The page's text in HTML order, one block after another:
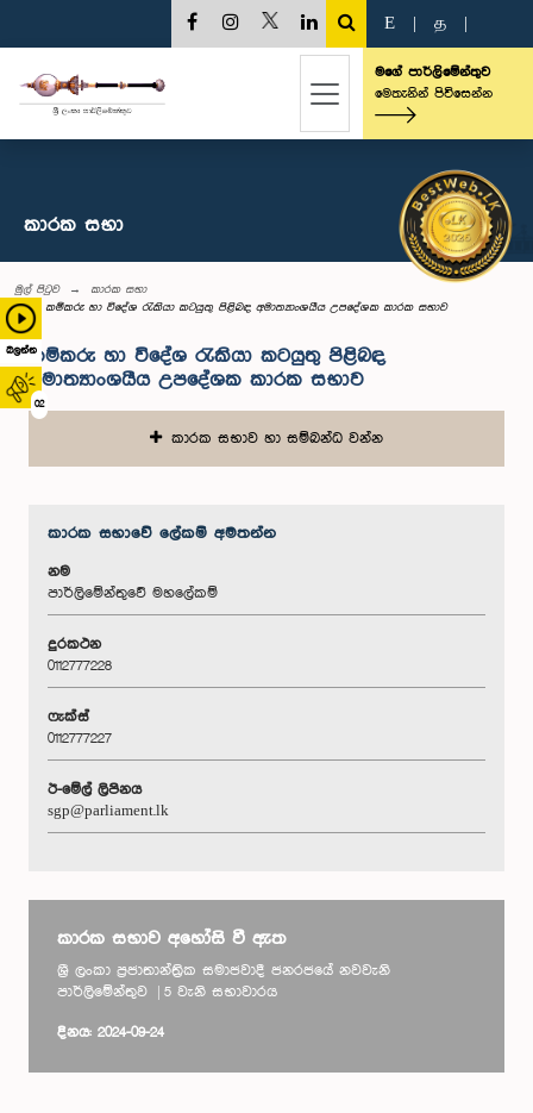
බලන්න
02
E த
මගේ පාර්ලිමේන්තුව
මෙතැනින් පිවිසෙන්න
කාරක සභා
මුල් පිටුව
කාරක සභා
කම්කරු හා විදේශ රැකියා කටයුතු පිළිබඳ අමාත්‍යාංශයීය උපදේශක කාරක සභාව
කම්කරු හා විදේශ රැකියා කටයුතු පිළිබඳ
අමාත්‍යාංශයීය උපදේශක කාරක සභාව
කාරක සභාව හා සම්බන්ධ වන්න
කාරක සභා‌වේ ලේකම් අමතන්න
නම
පාර්ලිමේන්තුවේ මහලේකම්
දුරකථන
0112777228
ෆැක්ස්
0112777227
ඊ-මේල් ලිපිනය
sgp@parliament.lk
කාරක සභාව අහෝසි වී ඇත
ශ්‍රී ලංකා ප්‍රජාතාන්ත්‍රික සමාජවාදී ජනරජයේ නවවැනි
පාර්ලිමේන්තුව | 5 වැනි සභාවාරය
දිනය: 2024-09-24